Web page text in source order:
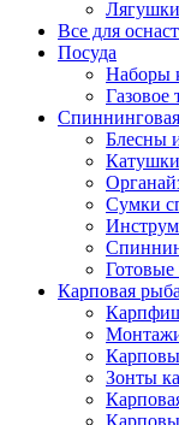
Лягушки
Все для
Посуда
Наборы
Газовое
Блесны
Сумки
Готовые
Карповая
Зонты